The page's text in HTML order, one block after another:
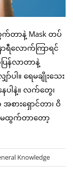
က်တာနဲ့ Mask တပ်
ာရီလောက်ကြာရင်
န်လာတာနဲ့
ပါ။ ရေမချိုးသေး
ပါနဲ့။ လက်တွေ၊
စားရှောင်တာ၊ ဝိ
မထွက်တာတော့
Knowledge